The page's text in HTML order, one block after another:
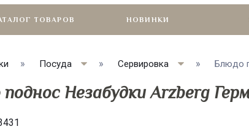
ТОВАРОВ НОВИНКИ
Посуда Сервировка Блюдо
Незабудки Arzberg